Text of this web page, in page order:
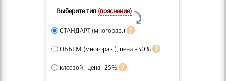
Выберите тип (пояснение)
Y
СТАНДАРТ (многораз.)
ОБЪЕМ (многораз.), цена +30%
клеевой , цена -25%